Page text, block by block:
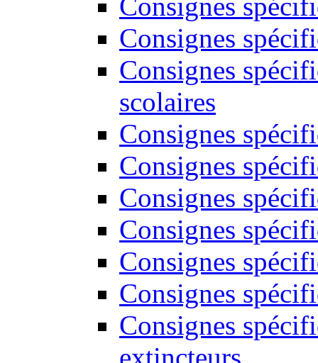
Consignes
Consignes
scolaires
Consignes
Consignes
Consignes
Consignes
Consignes
Consignes
Consignes
extincteurs